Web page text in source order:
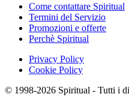
Come contattare Spiritual
Termini del Servizio
Promozioni e offerte
Perchè Spiritual
Privacy Policy
Cookie Policy
© 1998-2026 Spiritual - Tutti i